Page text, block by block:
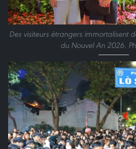
Des visiteurs étrangers immortalisent
du Nouvel An 2026.